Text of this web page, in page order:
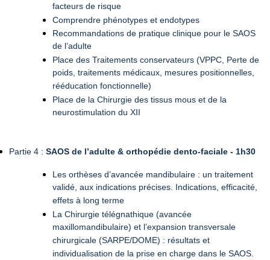
facteurs de risque
Comprendre phénotypes et endotypes
Recommandations de pratique clinique pour le SAOS
de l’adulte
Place des Traitements conservateurs (VPPC, Perte de
poids, traitements médicaux, mesures positionnelles,
rééducation fonctionnelle)
Place de la Chirurgie des tissus mous et de la
neurostimulation du XII
Partie 4 : SAOS de l’adulte & orthopédie dento-faciale - 1h30
Les orthèses d’avancée mandibulaire : un traitement
validé, aux indications précises. Indications, efficacité,
effets à long terme
La Chirurgie télégnathique (avancée
maxillomandibulaire) et l’expansion transversale
chirurgicale (SARPE/DOME) : résultats et
individualisation de la prise en charge dans le SAOS.